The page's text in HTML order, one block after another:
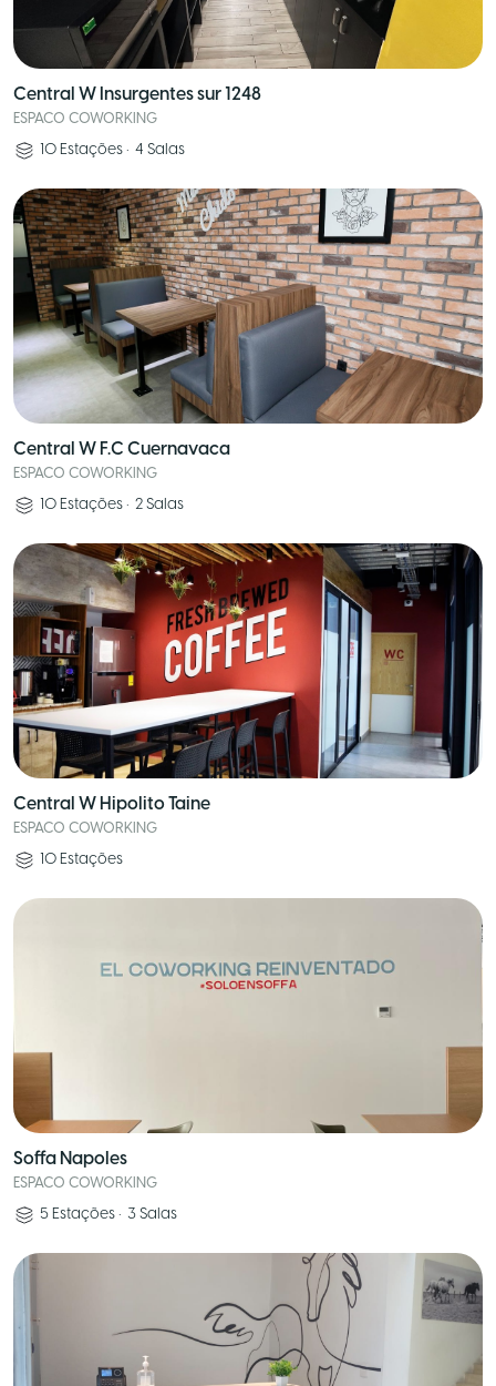
Central W Insurgentes sur 1248
ESPACO COWORKING
10 Estações • 4 Salas
Central W F.C Cuernavaca
ESPACO COWORKING
10 Estações • 2 Salas
Central W Hipolito Taine
ESPACO COWORKING
10 Estações
Soffa Napoles
ESPACO COWORKING
5 Estações • 3 Salas